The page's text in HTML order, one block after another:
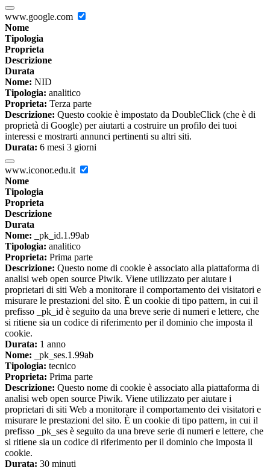
www.google.com
Nome
Tipologia
Proprieta
Descrizione
Durata
Nome: NID
Tipologia: analitico
Proprieta: Terza parte
Descrizione: Questo cookie è impostato da DoubleClick (che è di
proprietà di Google) per aiutarti a costruire un profilo dei tuoi
interessi e mostrarti annunci pertinenti su altri siti.
Durata: 6 mesi 3 giorni
www.iconor.edu.it
Nome
Tipologia
Proprieta
Descrizione
Durata
Nome: _pk_id.1.99ab
Tipologia: analitico
Proprieta: Prima parte
Descrizione: Questo nome di cookie è associato alla piattaforma di
analisi web open source Piwik. Viene utilizzato per aiutare i
proprietari di siti Web a monitorare il comportamento dei visitatori e
misurare le prestazioni del sito. È un cookie di tipo pattern, in cui il
prefisso _pk_id è seguito da una breve serie di numeri e lettere, che
si ritiene sia un codice di riferimento per il dominio che imposta il
cookie.
Durata: 1 anno
Nome: _pk_ses.1.99ab
Tipologia: tecnico
Proprieta: Prima parte
Descrizione: Questo nome di cookie è associato alla piattaforma di
analisi web open source Piwik. Viene utilizzato per aiutare i
proprietari di siti Web a monitorare il comportamento dei visitatori e
misurare le prestazioni del sito. È un cookie di tipo pattern, in cui il
prefisso _pk_ses è seguito da una breve serie di numeri e lettere, che
si ritiene sia un codice di riferimento per il dominio che imposta il
cookie.
Durata: 30 minuti